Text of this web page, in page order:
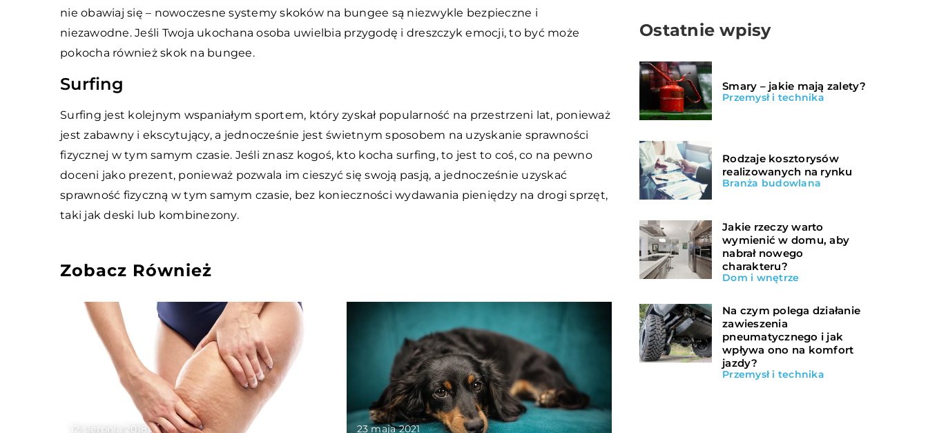
nie obawiaj się – nowoczesne systemy skoków na bungee są niezwykle bezpieczne i
niezawodne. Jeśli Twoja ukochana osoba uwielbia przygodę i dreszczyk emocji, to być może
pokocha również skok na bungee.
Surfing
Surfing jest kolejnym wspaniałym sportem, który zyskał popularność na przestrzeni lat, ponieważ
jest zabawny i ekscytujący, a jednocześnie jest świetnym sposobem na uzyskanie sprawności
fizycznej w tym samym czasie. Jeśli znasz kogoś, kto kocha surfing, to jest to coś, co na pewno
doceni jako prezent, ponieważ pozwala im cieszyć się swoją pasją, a jednocześnie uzyskać
sprawność fizyczną w tym samym czasie, bez konieczności wydawania pieniędzy na drogi sprzęt,
taki jak deski lub kombinezony.
Zobacz Również
12 sierpnia 2018 23 maja 2021
Ostatnie wpisy
Smary – jakie mają zalety?
Przemysł i technika
Rodzaje kosztorysów
realizowanych na rynku
Branża budowlana
Jakie rzeczy warto
wymienić w domu, aby
nabrał nowego
charakteru?
Dom i wnętrze
Na czym polega działanie
zawieszenia
pneumatycznego i jak
wpływa ono na komfort
jazdy?
Przemysł i technika